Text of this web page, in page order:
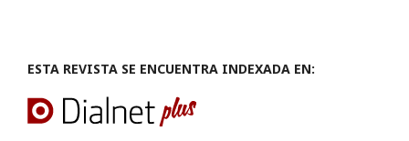
ESTA REVISTA SE ENCUENTRA INDEXADA EN: